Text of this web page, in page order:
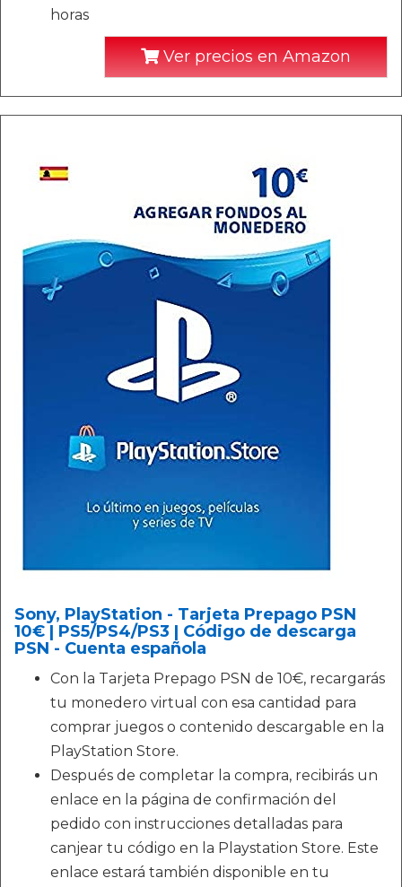
horas
Ver precios en Amazon
Sony, PlayStation - Tarjeta Prepago PSN
10€ | PS5/PS4/PS3 | Código de descarga
PSN - Cuenta española
Con la Tarjeta Prepago PSN de 10€, recargarás
tu monedero virtual con esa cantidad para
comprar juegos o contenido descargable en la
PlayStation Store.
Después de completar la compra, recibirás un
enlace en la página de confirmación del
pedido con instrucciones detalladas para
canjear tu código en la Playstation Store. Este
enlace estará también disponible en tu